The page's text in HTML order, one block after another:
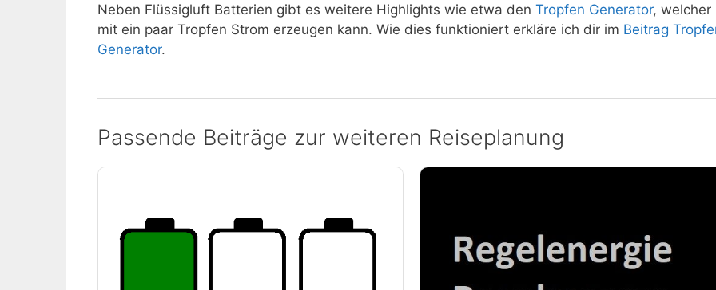
Neben Flüssigluft Batterien gibt es weitere Highlights wie etwa den Tropfen Generator, welcher
mit ein paar Tropfen Strom erzeugen kann. Wie dies funktioniert erkläre ich dir im Beitrag
Generator.
Passende Beiträge zur weiteren Reiseplanung